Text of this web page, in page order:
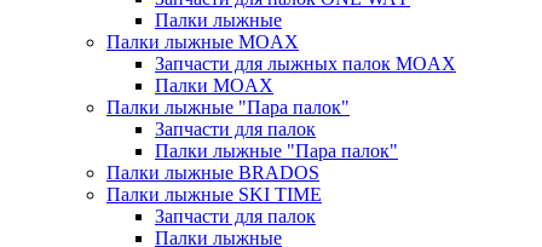
Палки лыжные
Палки лыжные MOAX
Запчасти для лыжных палок MOAX
Палки MOAX
Палки лыжные "Пара палок"
Запчасти для палок
Палки лыжные "Пара палок"
Палки лыжные BRADOS
Палки лыжные SKI TIME
Запчасти для палок
Палки лыжные